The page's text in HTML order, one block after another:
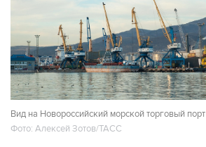
Вид на Новороссийский морской торговый порт
Фото: Алексей Зотов/ТАСС